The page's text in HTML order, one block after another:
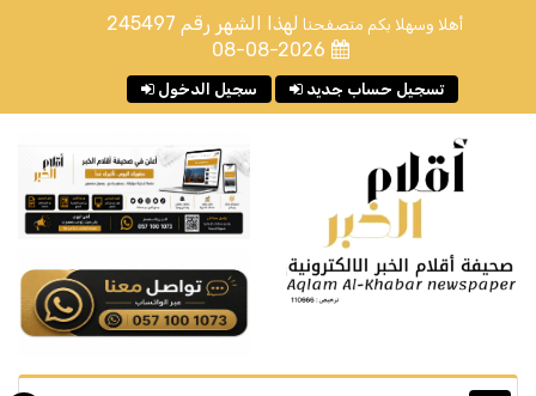
أهلا وسهلا بكم متصفحنا لهذا الشهر رقم 245497
08-08-2026
سجيل الدخول تسجيل حساب جديد